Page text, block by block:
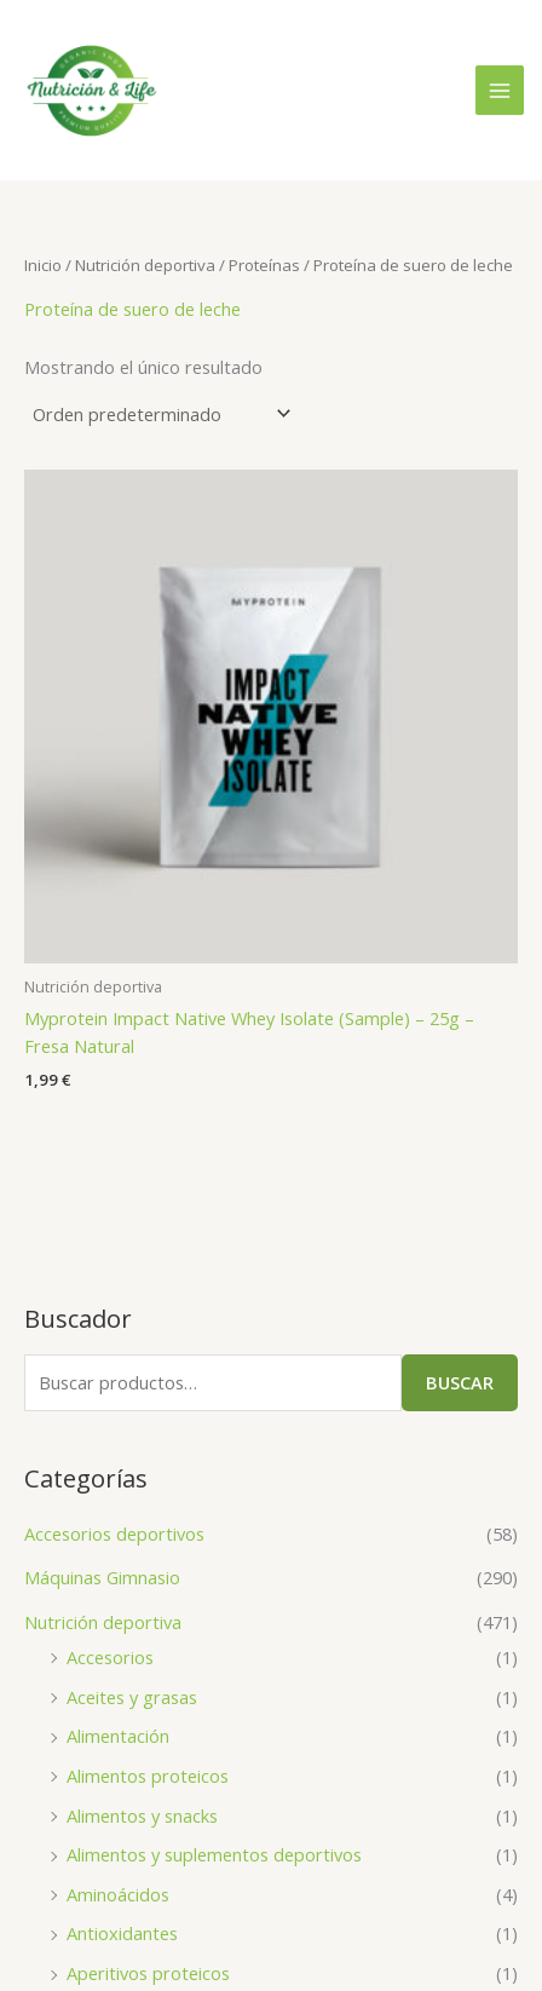
contenido
Buscador
s
o
BUSCAR
Categorías
Accesorios deportivos
(58)
Máquinas Gimnasio
(290)
Nutrición deportiva
(471)
Accesorios
(1)
Aceites y grasas
(1)
Alimentación
(1)
Alimentos proteicos
(1)
Alimentos y snacks
(1)
Alimentos y suplementos deportivos
(1)
Aminoácidos
(4)
Antioxidantes
(1)
Aperitivos proteicos
(1)
Inicio / Nutrición deportiva / Proteínas / Proteína de suero de leche
Proteína de suero de leche
Mostrando el único resultado
Nutrición deportiva
Myprotein Impact Native Whey Isolate (Sample) – 25g –
Fresa Natural
1,99€